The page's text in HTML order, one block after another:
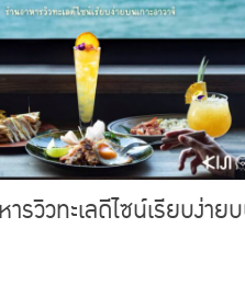
รวิวทะเลดีไซน์เรียบง่าย